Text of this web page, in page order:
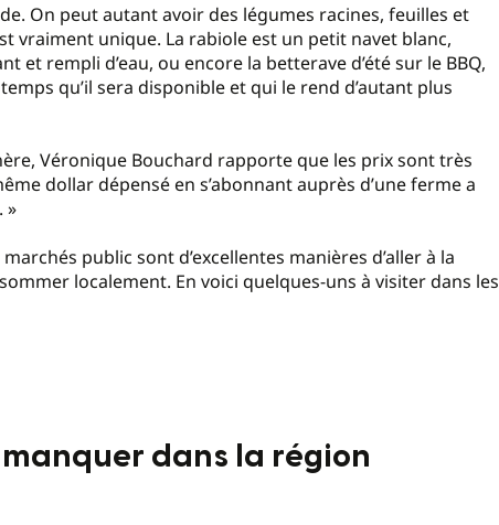
On peut autant avoir des légumes racines, feuilles et
vraiment unique. La rabiole est un petit navet blanc,
rempli d’eau, ou encore la betterave d’été sur le BBQ,
qu’il sera disponible et qui le rend d’autant plus
Véronique Bouchard rapporte que les prix sont très
dollar dépensé en s’abonnant auprès d’une ferme a
»
public sont d’excellentes manières d’aller à la
localement. En voici quelques-uns à visiter dans les
manquer dans la région